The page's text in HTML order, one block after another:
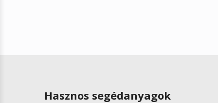
Hasznos segédanyagok